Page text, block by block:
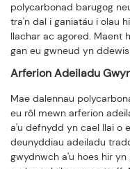
polycarbonad barugog
tra'n dal i ganiatáu i olau
llachar ac agored. Maent
gan eu gwneud yn
Arferion Adeiladu
Mae dalennau
eu rôl mewn arferion
a'u defnydd yn cael llai o
deunyddiau adeiladu
gwydnwch a'u hoes hir